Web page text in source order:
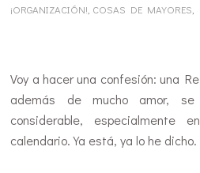
¡ORGANIZACIÓN! COSAS DE MAYORES
Voy a hacer una confesión: una
además de mucho amor,
considerable,
calendario. Ya está, ya lo he dicho.